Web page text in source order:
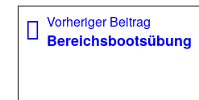
Beitragsnavigation
Vorheriger Beitrag
Beitrag:
Bereichsbootsübung